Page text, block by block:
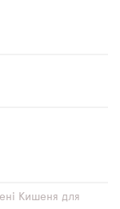
Кишеня для